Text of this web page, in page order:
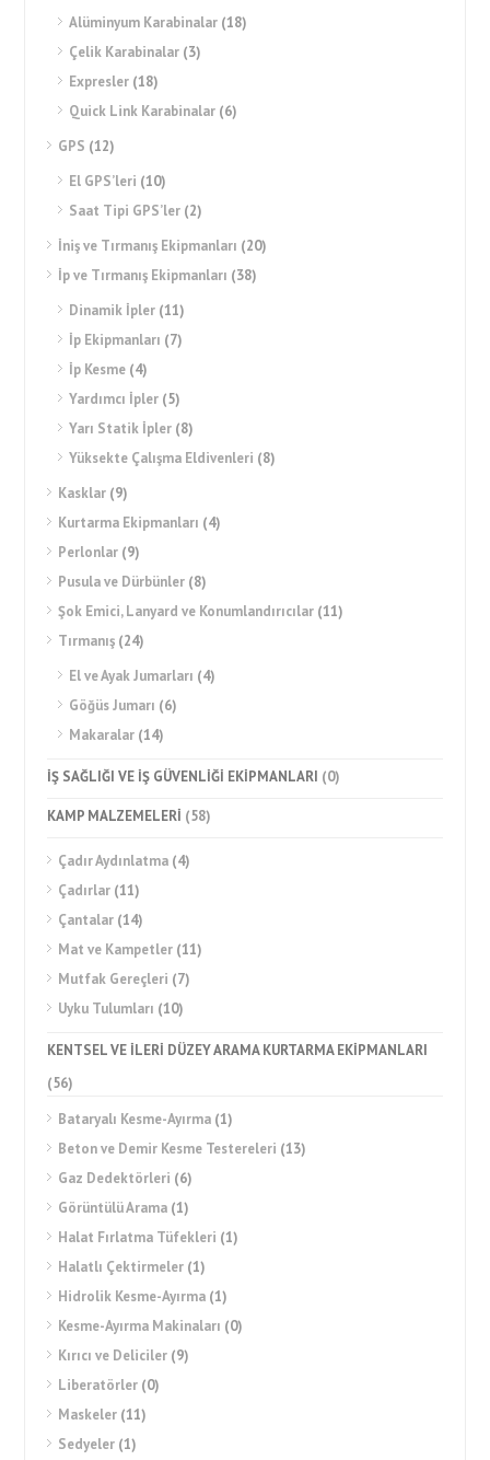
Alüminyum Karabinalar (18)
Çelik Karabinalar (3)
Expresler (18)
Quick Link Karabinalar (6)
GPS (12)
El GPS’leri (10)
Saat Tipi GPS’ler (2)
İniş ve Tırmanış Ekipmanları (20)
İp ve Tırmanış Ekipmanları (38)
Dinamik İpler (11)
İp Ekipmanları (7)
İp Kesme (4)
Yardımcı İpler (5)
Yarı Statik İpler (8)
Yüksekte Çalışma Eldivenleri (8)
Kasklar (9)
Kurtarma Ekipmanları (4)
Perlonlar (9)
Pusula ve Dürbünler (8)
Şok Emici, Lanyard ve Konumlandırıcılar (11)
Tırmanış (24)
El ve Ayak Jumarları (4)
Göğüs Jumarı (6)
Makaralar (14)
İŞ SAĞLIĞI VE İŞ GÜVENLİĞİ EKİPMANLARI (0)
KAMP MALZEMELERİ (58)
Çadır Aydınlatma (4)
Çadırlar (11)
Çantalar (14)
Mat ve Kampetler (11)
Mutfak Gereçleri (7)
Uyku Tulumları (10)
KENTSEL VE İLERİ DÜZEY ARAMA KURTARMA EKİPMANLARI
(56)
Bataryalı Kesme-Ayırma (1)
Beton ve Demir Kesme Testereleri (13)
Gaz Dedektörleri (6)
Görüntülü Arama (1)
Halat Fırlatma Tüfekleri (1)
Halatlı Çektirmeler (1)
Hidrolik Kesme-Ayırma (1)
Kesme-Ayırma Makinaları (0)
Kırıcı ve Deliciler (9)
Liberatörler (0)
Maskeler (11)
Sedyeler (1)